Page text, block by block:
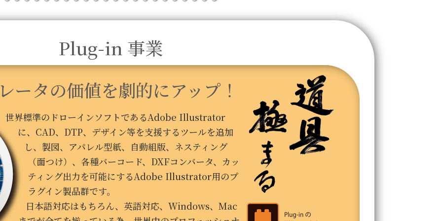
Plug-in 事業
ータの価値を劇的にアップ！
世界標準のドローインソフトであるAdobe Illustrator
に、CAD、DTP、デザイン等を支援するツールを追加
し、製図、アパレル型紙、自動組版、ネスティング
（面つけ）、各種バーコード、DXFコンバータ、カッ
ティング出力を可能にするAdobe Illustrator用のプ
ラグイン製品群です。
日本語対応はもちろん、英語対応、Windows、Mac